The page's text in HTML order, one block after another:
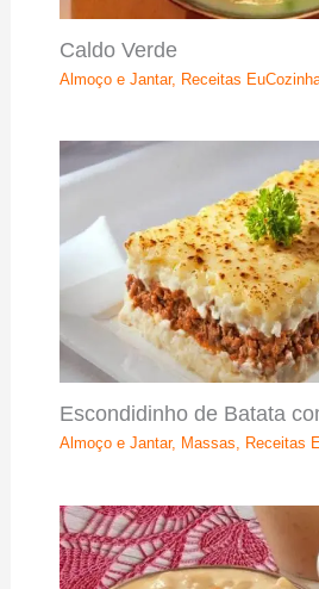
Caldo Verde
Almoço e Jantar, Receitas
Escondidinho de Batata
Almoço e Jantar, Massas, Receitas